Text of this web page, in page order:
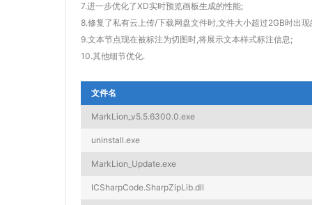
7.进一步优化了XD实时预览画板生成的性能;
8.修复了私有云上传/下载网盘文件时,文件大小超过2GB时出
9.文本节点现在被标注为切图时,将展示文本样式标注信息;
10.其他细节优化.
文件名
MarkLion_v5.5.6300.0.exe
uninstall.exe
MarkLion_Update.exe
ICSharpCode.SharpZipLib.dll